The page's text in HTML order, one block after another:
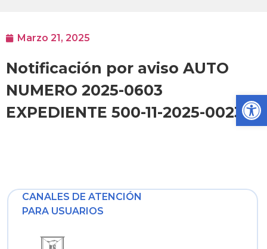
Marzo 21, 2025
Notificación por aviso AUTO
NUMERO 2025-0603
EXPEDIENTE 500-11-2025-0023
CANALES DE ATENCIÓN
PARA USUARIOS